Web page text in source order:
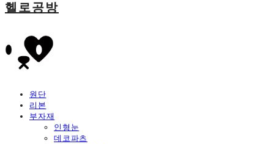
헬로공방
원단
리본
부자재
인형눈
데코파츠